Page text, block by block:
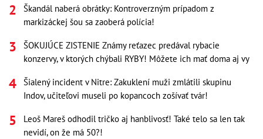
Škandál naberá obrátky: Kontroverzným prípadom z
markizáckej šou sa zaoberá polícia!
ŠOKUJÚCE ZISTENIE Známy reťazec predával rybacie
konzervy, v ktorých chýbali RYBY! Môžete ich mať doma aj vy
Šialený incident v Nitre: Zakuklení muži zmlátili skupinu
Indov, učiteľovi museli po kopancoch zošívať tvár!
Leoš Mareš odhodil tričko aj hanblivosť! Také telo sa len tak
nevidí, on že má 50?!